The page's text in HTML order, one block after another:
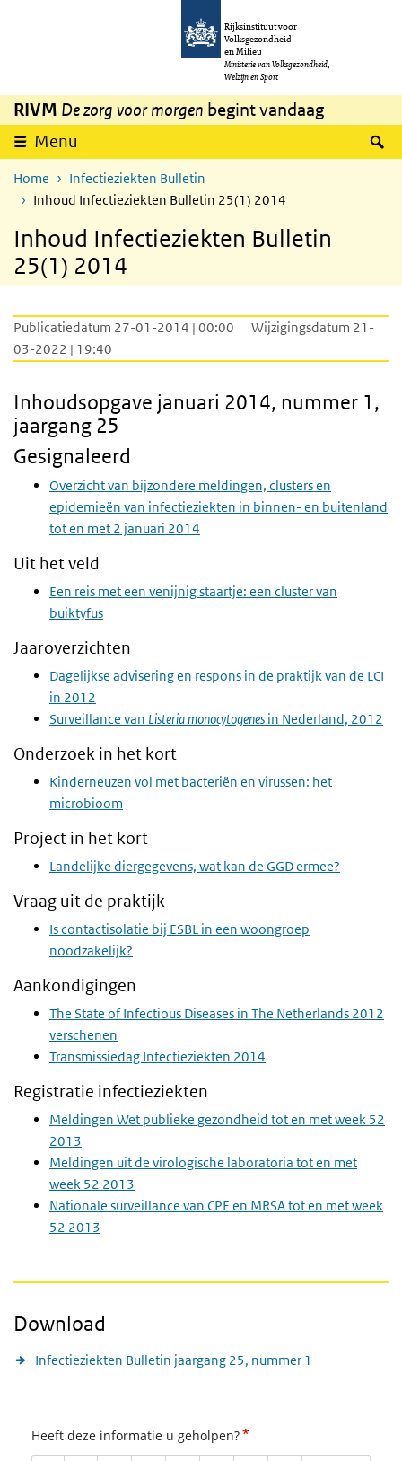
Overslaan en naar de inhoud gaan
Rijksinstituut voor
Volksgezondheid
en Milieu
Ministerie van Volksgezondheid,
Welzijn en Sport
RIVM De zorg voor morgen begint vandaag
Menu
Home
Infectieziekten Bulletin
Inhoud Infectieziekten Bulletin 25(1) 2014
Inhoud Infectieziekten Bulletin
25(1) 2014
Publicatiedatum 27-01-2014 | 00:00
Wijzigingsdatum 21-
03-2022 | 19:40
Inhoudsopgave januari 2014, nummer 1,
jaargang 25
Gesignaleerd
Overzicht van bijzondere meldingen, clusters en
epidemieën van infectieziekten in binnen- en buitenland
tot en met 2 januari 2014
Uit het veld
Een reis met een venijnig staartje: een cluster van
buiktyfus
Jaaroverzichten
Dagelijkse advisering en respons in de praktijk van de LCI
in 2012
Surveillance van Listeria monocytogenes in Nederland, 2012
Onderzoek in het kort
Kinderneuzen vol met bacteriën en virussen: het
microbioom
Project in het kort
Landelijke diergegevens, wat kan de GGD ermee?
Vraag uit de praktijk
Is contactisolatie bij ESBL in een woongroep
noodzakelijk?
Aankondigingen
The State of Infectious Diseases in The Netherlands 2012
verschenen
Transmissiedag Infectieziekten 2014
Registratie infectieziekten
Meldingen Wet publieke gezondheid tot en met week 52
2013
Meldingen uit de virologische laboratoria tot en met
week 52 2013
Nationale surveillance van CPE en MRSA tot en met week
52 2013
Download
Infectieziekten Bulletin jaargang 25, nummer 1
Heeft deze informatie u geholpen?*